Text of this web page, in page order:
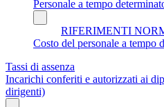
Personale a tempo
RIFERIMENTI
Costo del personale a tempo
Tassi di assenza
Incarichi conferiti e autorizzati ai
dirigenti)